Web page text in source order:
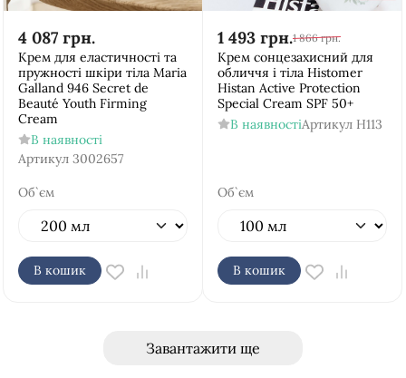
4 087 грн.
Крем для еластичності та
пружності шкіри тіла Maria
Galland 946 Secret de
Beauté Youth Firming
Cream
В наявності
Артикул 3002657
Об`єм
В кошик
1 493 грн.1 866 грн.
Крем сонцезахисний для
обличчя і тіла Histomer
Histan Active Protection
Special Cream SPF 50+
В наявностіАртикул H113
Об`єм
В кошик
Завантажити ще